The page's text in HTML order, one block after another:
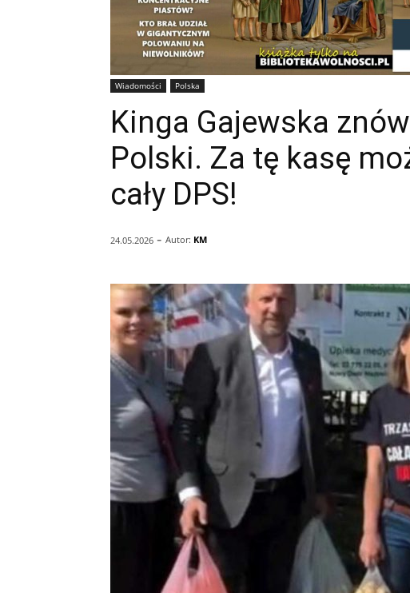
Wiadomości Polska
Kinga Gajewska
Polski. Za tę kasę
cały DPS!
24.05.2026 - Autor: KM